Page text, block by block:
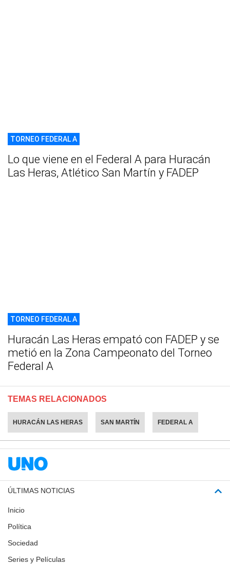
TORNEO FEDERAL A
Lo que viene en el Federal A para Huracán
Las Heras, Atlético San Martín y FADEP
TORNEO FEDERAL A
Huracán Las Heras empató con FADEP y se
metió en la Zona Campeonato del Torneo
Federal A
TEMAS RELACIONADOS
HURACÁN LAS HERAS SAN MARTÍN FEDERAL A
ÚLTIMAS NOTICIAS
Inicio
Política
Sociedad
Series y Películas